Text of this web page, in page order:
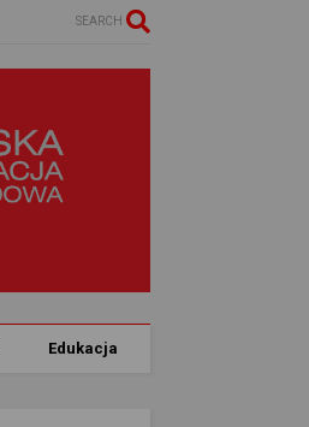
SEARCH
Edukacja